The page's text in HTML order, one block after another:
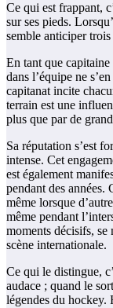
Ce qui est frappant,
sur ses pieds.
semble anticiper trois
En tant que
dans l’équipe ne
capitanat incite
terrain est une
plus que par de
Sa réputation s’est
intense. Cet
est également
pendant des années.
même lorsque
même pendant
moments décisifs, se
scène internationale.
Ce qui le distingue,
audace ; quand le
légendes du hockey.